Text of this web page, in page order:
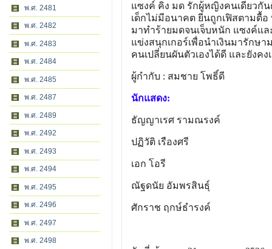
พ.ศ. 2481
พ.ศ. 2482
พ.ศ. 2483
พ.ศ. 2484
พ.ศ. 2485
พ.ศ. 2487
พ.ศ. 2489
พ.ศ. 2492
พ.ศ. 2493
พ.ศ. 2494
พ.ศ. 2495
พ.ศ. 2496
พ.ศ. 2497
พ.ศ. 2498
แซงค์ คิง มด รักผู้หญิงคนเดียวกั
เด็กไม่มีอนาคต ยีนถูกเฟิสตามตื้อ
มาทำร้ายมดจนเจ็บหนัก แซงค์แล
แข่งสนุกเกอร์เพื่อนำเงินมารักษ
คนเปลี่ยนผันตัวเองได้ดี และยังค
ผู้กำกับ : สมชาย โพธิ์ดี
นักแสดง:
ธัญญาเรศ รามณรงค์
ปฏิวัติ เรืองศรี
เอก โอรี
ณัฐดนัย อัมพรสินธุ์
ศักราช ฤกษ์ธำรงค์